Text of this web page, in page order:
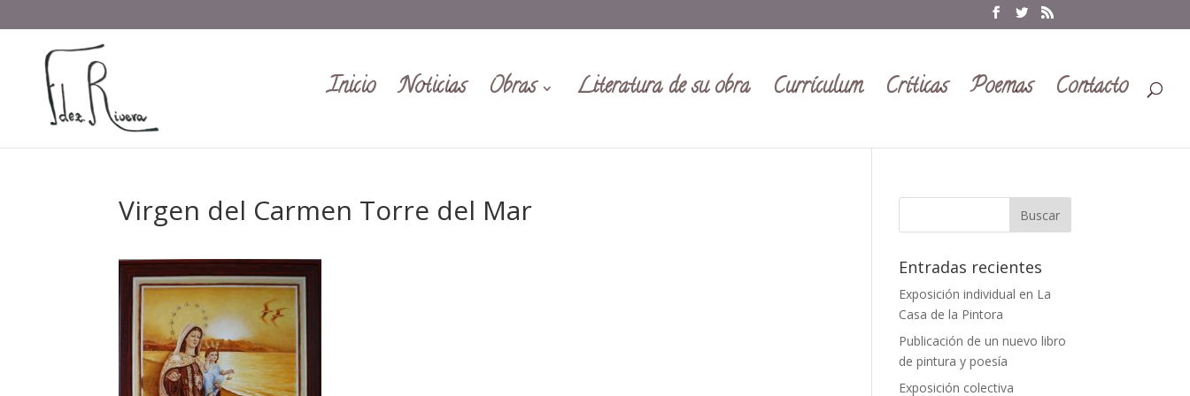
Inicio Noticias Obras Literatura de su obra Currículum Críticas Poemas Contacto
Virgen del Carmen Torre del Mar
Entradas recientes
Exposición individual en La
Casa de la Pintora
Publicación de un nuevo libro
de pintura y poesía
Exposición colectiva